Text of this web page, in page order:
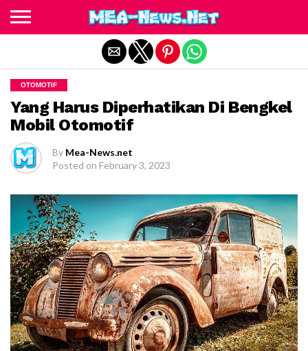
OTOMOTIF
Yang Harus Diperhatikan Di Bengkel
Mobil Otomotif
By Mea-News.net
Posted on February 3, 2023
Exit mobile version